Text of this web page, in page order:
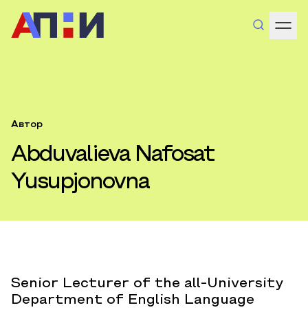
Автор
Abduvalieva Nafosat
Yusupjonovna
Senior Lecturer of the all-University
Department of English Language